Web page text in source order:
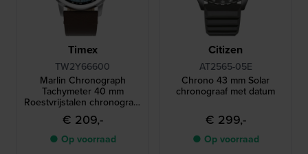
Timex
TW2Y66600
Marlin Chronograph
Tachymeter 40 mm
Roestvrijstalen chronograaf
met datum
€ 209,-
● Op voorraad
Citizen
AT2565-05E
Chrono 43 mm Solar
chronograaf met datum
€ 299,-
● Op voorraad